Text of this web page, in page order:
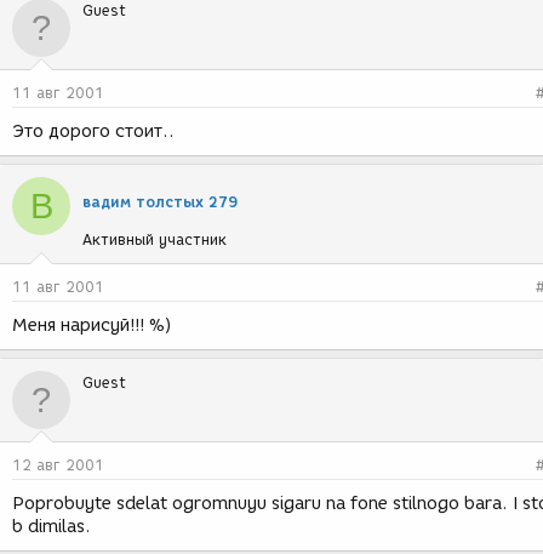
Guest
11 авг 2001
Это дорого стоит..
В вадим толстых 279
Активный участник
11 авг 2001
Меня нарисуй!!! %)
Guest
12 авг 2001
Poprobuyte sdelat ogromnuyu sigaru na fone stilnogo bara. I
b dimilas.